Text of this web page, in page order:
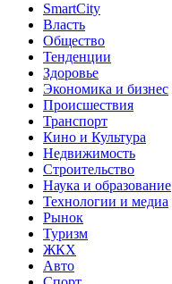
SmartCity
Власть
Общество
Тенденции
Здоровье
Экономика и бизнес
Происшествия
Транспорт
Кино и Культура
Недвижимость
Строительство
Наука и образование
Технологии и медиа
Рынок
Туризм
ЖКХ
Авто